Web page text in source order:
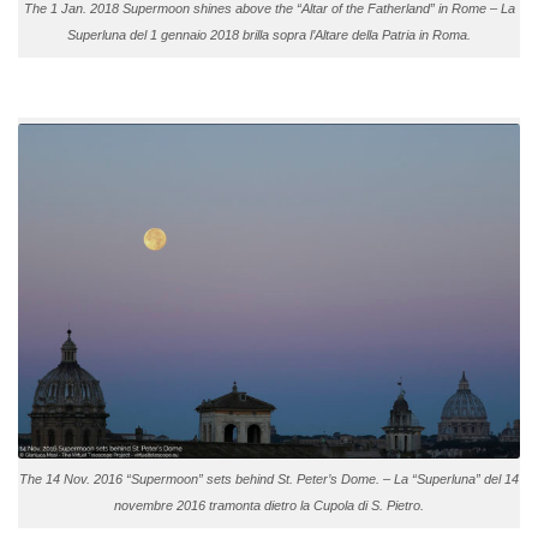
The 1 Jan. 2018 Supermoon shines above the “Altar of the Fatherland” in Rome – La
Superluna del 1 gennaio 2018 brilla sopra l’Altare della Patria in Roma.
The 14 Nov. 2016 “Supermoon” sets behind St. Peter’s Dome. – La “Superluna” del 14
novembre 2016 tramonta dietro la Cupola di S. Pietro.